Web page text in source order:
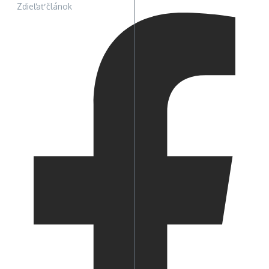
Zdieľať článok